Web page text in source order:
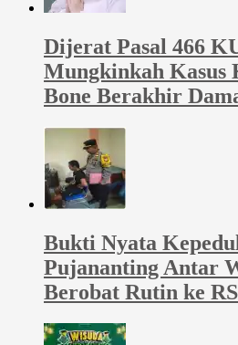
Dijerat Pasal 466
Mungkinkah Kasus
Bone Berakhir
Bukti Nyata
Pujananting Antar
Berobat Rutin ke